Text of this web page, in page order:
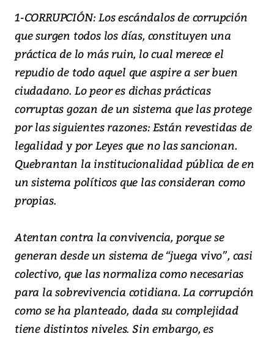
1-CORRUPCIÓN: Los escándalos de corrupción
que surgen todos los días, constituyen una
práctica de lo más ruin, lo cual merece el
repudio de todo aquel que aspire a ser buen
ciudadano. Lo peor es dichas prácticas
corruptas gozan de un sistema que las protege
por las siguientes razones: Están revestidas de
legalidad y por Leyes que no las sancionan.
Quebrantan la institucionalidad pública de en
un sistema políticos que las consideran como
propias.
Atentan contra la convivencia, porque se
generan desde un sistema de “juega vivo”, casi
colectivo, que las normaliza como necesarias
para la sobrevivencia cotidiana. La corrupción
como se ha planteado, dada su complejidad
tiene distintos niveles. Sin embargo, es